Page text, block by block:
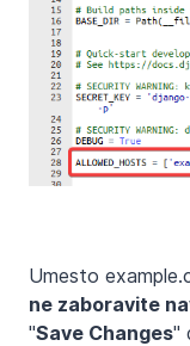
Umesto
ne zaboravite
"Save Changes"